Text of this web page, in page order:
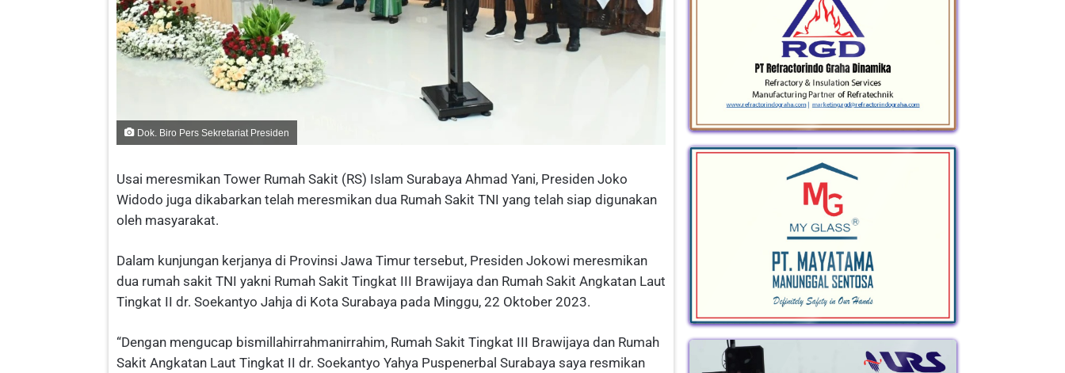
Dok. Biro Pers Sekretariat Presiden
Usai meresmikan Tower Rumah Sakit (RS) Islam Surabaya Ahmad Yani, Presiden Joko
Widodo juga dikabarkan telah meresmikan dua Rumah Sakit TNI yang telah siap digunakan
oleh masyarakat.
Dalam kunjungan kerjanya di Provinsi Jawa Timur tersebut, Presiden Jokowi meresmikan
dua rumah sakit TNI yakni Rumah Sakit Tingkat III Brawijaya dan Rumah Sakit Angkatan Laut
Tingkat II dr. Soekantyo Jahja di Kota Surabaya pada Minggu, 22 Oktober 2023.
“Dengan mengucap bismillahirrahmanirrahim, Rumah Sakit Tingkat III Brawijaya dan Rumah
Sakit Angkatan Laut Tingkat II dr. Soekantyo Yahya Puspenerbal Surabaya saya resmikan